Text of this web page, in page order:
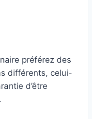
préférez des
différents, celui-
d’être